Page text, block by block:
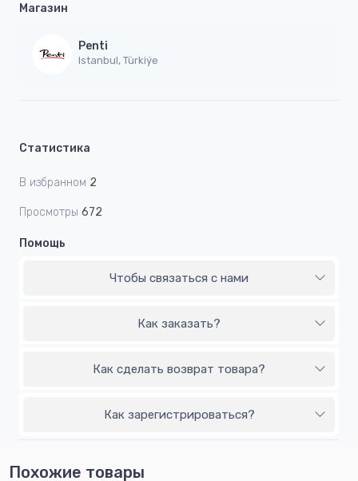
Магазин
Penti
Istanbul, Türkiýe
Статистика
В избранном 2
Просмотры 672
Помощь
Чтобы связаться с нами
Как заказать?
Как сделать возврат товара?
Как зарегистрироваться?
Похожие товары